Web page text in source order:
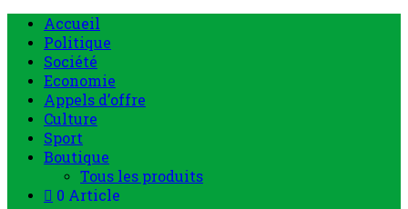
Accueil
Politique
Société
Economie
Appels d’offre
Culture
Sport
Boutique
Tous les produits
0 Article